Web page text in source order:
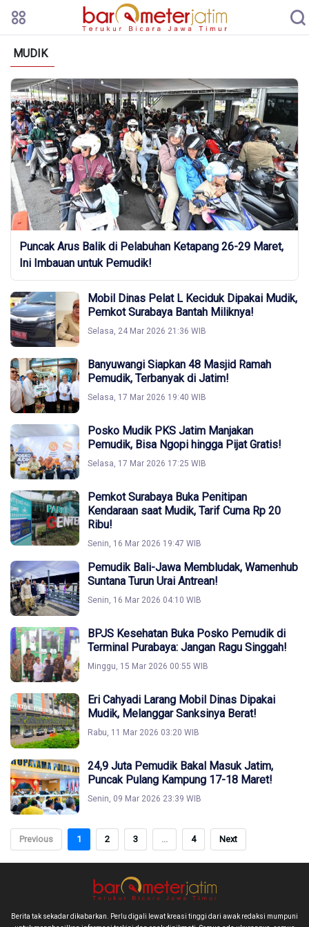
MUDIK
Puncak Arus Balik di Pelabuhan Ketapang 26-29 Maret,
Ini Imbauan untuk Pemudik!
Mobil Dinas Pelat L Keciduk Dipakai Mudik,
Pemkot Surabaya Bantah Miliknya!
Selasa, 24 Mar 2026 21:36 WIB
Banyuwangi Siapkan 48 Masjid Ramah
Pemudik, Terbanyak di Jatim!
Selasa, 17 Mar 2026 19:40 WIB
Posko Mudik PKS Jatim Manjakan
Pemudik, Bisa Ngopi hingga Pijat Gratis!
Selasa, 17 Mar 2026 17:25 WIB
Pemkot Surabaya Buka Penitipan
Kendaraan saat Mudik, Tarif Cuma Rp 20
Ribu!
Senin, 16 Mar 2026 19:47 WIB
Pemudik Bali-Jawa Membludak, Wamenhub
Suntana Turun Urai Antrean!
Senin, 16 Mar 2026 04:10 WIB
BPJS Kesehatan Buka Posko Pemudik di
Terminal Purabaya: Jangan Ragu Singgah!
Minggu, 15 Mar 2026 00:55 WIB
Eri Cahyadi Larang Mobil Dinas Dipakai
Mudik, Melanggar Sanksinya Berat!
Rabu, 11 Mar 2026 03:20 WIB
24,9 Juta Pemudik Bakal Masuk Jatim,
Puncak Pulang Kampung 17-18 Maret!
Senin, 09 Mar 2026 23:39 WIB
Previous 1 2 3 ... 4 Next
Berita tak sekadar dikabarkan. Perlu digali lewat kreasi tinggi dari awak redaksi mumpuni